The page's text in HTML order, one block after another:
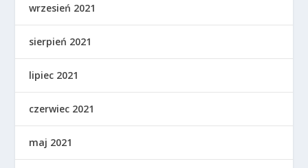
wrzesień 2021
sierpień 2021
lipiec 2021
czerwiec 2021
maj 2021